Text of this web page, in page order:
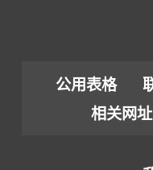
公用表格
相关网址